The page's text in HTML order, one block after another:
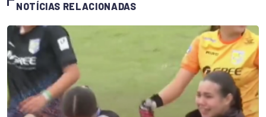
NOTÍCIAS RELACIONADAS